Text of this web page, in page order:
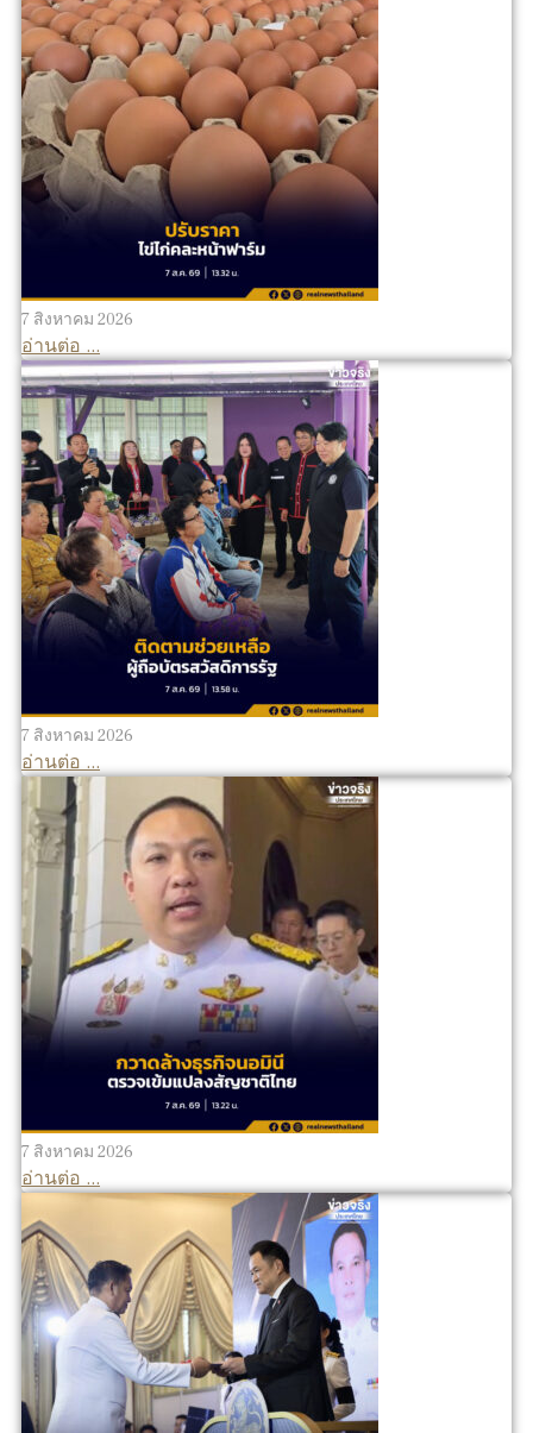
7 สิงหาคม 2026
อ่านต่อ ...
7 สิงหาคม 2026
อ่านต่อ ...
7 สิงหาคม 2026
อ่านต่อ ...